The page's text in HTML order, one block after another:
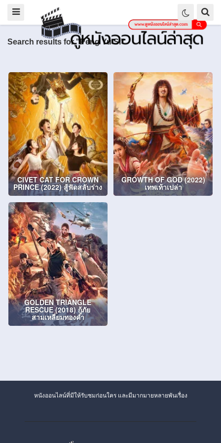
Search results for "Peng Yu Si"
CIVET CAT FOR CROWN
PRINCE (2022) สู้ฟัดสลับร่าง
GROWTH OF GOD (2022)
เทพเท้าเปล่า
GOLDEN TRIANGLE
RESCUE (2018) กู้ภัย
สามเหลี่ยมทองคำ
หนังออนไลน์ที่มีให้รับชมก่อนใคร และมีมากมายหลายพันเรื่อง